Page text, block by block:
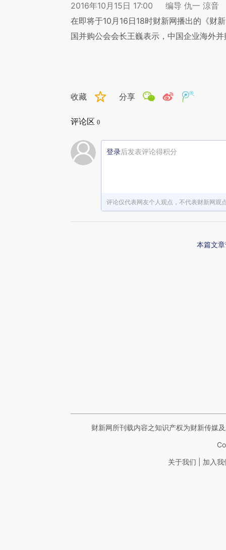
2016年10月15日 17:00
编导 仇一 涼音
在即将于10月16日18时财新网播出的《财
国并购公会会长王巍表示，中国企业海外
收藏 分享
评论区 0
登录后发表评论得积分
评论仅代表网友个人观点，不代表财新网观
本篇文
财新网所刊载内容之知识产权为财新传媒
关于我们 加入我